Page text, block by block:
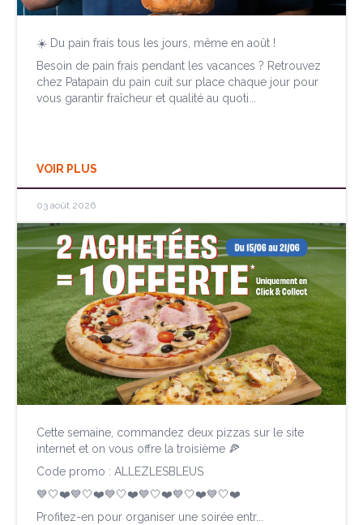
☀️ Du pain frais tous les jours, même en août !
Besoin de pain frais pendant les vacances ? Retrouvez
chez Patapain du pain cuit sur place chaque jour pour
vous garantir fraîcheur et qualité au quoti...
VOIR PLUS
03 août 2026
Cette semaine, commandez deux pizzas sur le site
internet et on vous offre la troisième 🍕
Code promo : ALLEZLESBLEUS
💙🤍❤️💙🤍❤️💙🤍❤️💙🤍❤️💙🤍❤️💙🤍❤️
Profitez-en pour organiser une soirée entr...